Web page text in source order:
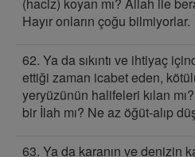
Hayır onların çoğu bilmiyorlar.
62. Ya da sıkıntı ve ihtiyaç
ettiği zaman icabet eden,
yeryüzünün halifeleri kılan
bir İlah mı? Ne az öğüt-alıp
63. Ya da karanın ve denizin